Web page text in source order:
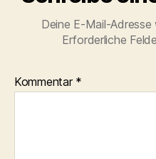
Deine E-Mail-
Erforderliche
Kommentar *